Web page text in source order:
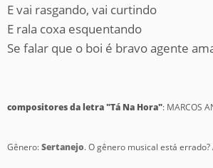
E vai rasgando, vai curtindo
E rala coxa esquentando
Se falar que o boi é bravo agente
compositores da letra "Tá Na Hora": MARCOS
Gênero:Sertanejo. O gênero musical está errado?